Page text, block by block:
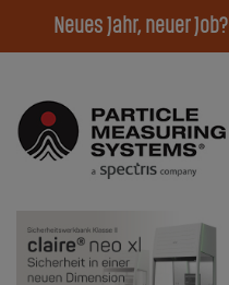
Neues Jahr, neuer